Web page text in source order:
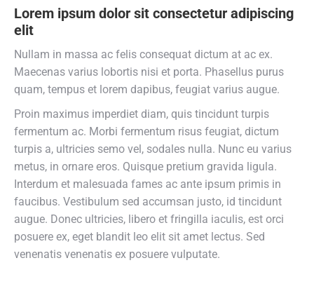
Lorem ipsum dolor sit consectetur adipiscing
elit
Nullam in massa ac felis consequat dictum at ac ex.
Maecenas varius lobortis nisi et porta. Phasellus purus
quam, tempus et lorem dapibus, feugiat varius augue.
Proin maximus imperdiet diam, quis tincidunt turpis
fermentum ac. Morbi fermentum risus feugiat, dictum
turpis a, ultricies semo vel, sodales nulla. Nunc eu varius
metus, in ornare eros. Quisque pretium gravida ligula.
Interdum et malesuada fames ac ante ipsum primis in
faucibus. Vestibulum sed accumsan justo, id tincidunt
augue. Donec ultricies, libero et fringilla iaculis, est orci
posuere ex, eget blandit leo elit sit amet lectus. Sed
venenatis venenatis ex posuere vulputate.